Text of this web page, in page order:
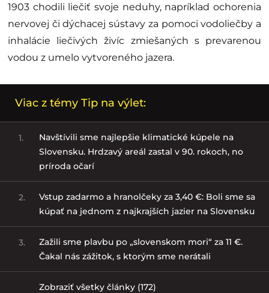
1903 chodili liečiť svoje neduhy, napríklad ochorenia
nervovej či dýchacej sústavy za pomoci vodoliečby a
inhalácie liečivých živíc zmiešaných s prevarenou
vodou z umelo vytvoreného jazera.
Viac z témy Tip na výlet:
1.
Navštívili sme najlepšie klimatické kúpele na
Slovensku. Hrdzavý areál zastal v 90. rokoch, no
príroda očarí
2.
Vstup zadarmo a hranolčeky za 3,40 €: Boli sme sa
kúpať na jednom z najkrajších jazier na Slovensku
3.
Zažili sme plavbu po „slovenskom mori“ za 11 €.
Čakal nás zážitok, s ktorým sme nerátali
Zobraziť všetky články (172)